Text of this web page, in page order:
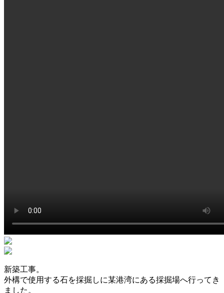
新築工事。
外構で使用する石を採掘しに某港湾にある採掘場へ行ってき
ました。